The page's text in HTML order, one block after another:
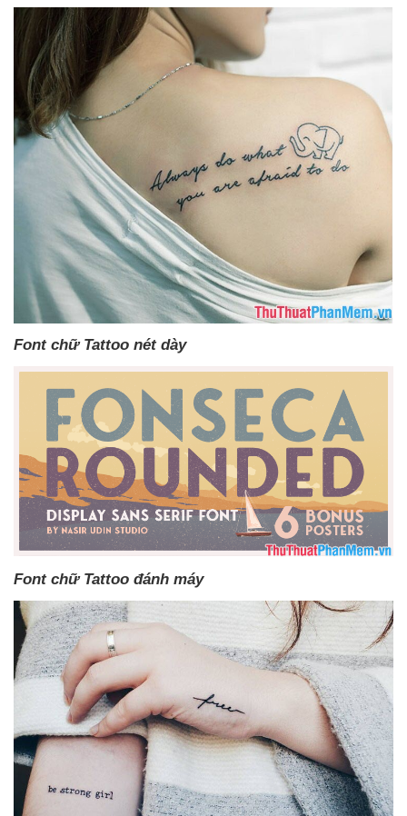
Font chữ Tattoo nét dày
Font chữ Tattoo đánh máy